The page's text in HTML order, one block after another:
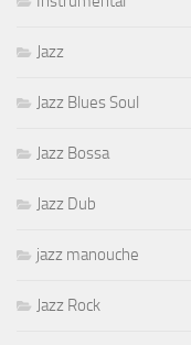
Jazz
Jazz Blues Soul
Jazz Bossa
Jazz Dub
jazz manouche
Jazz Rock